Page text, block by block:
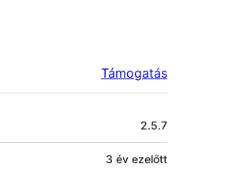
Támogatás
2.5.7
3 év ezelőtt